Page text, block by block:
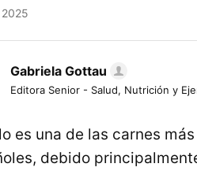
2025
Gabriela Gottau
Editora Senior - Salud, Nutrición y
es una de las carnes
debido